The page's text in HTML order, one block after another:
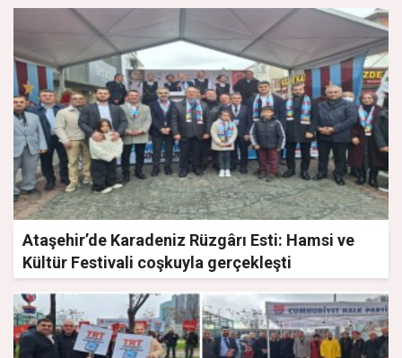
Ataşehir’de Karadeniz Rüzgârı Esti: Hamsi ve
Kültür Festivali coşkuyla gerçekleşti